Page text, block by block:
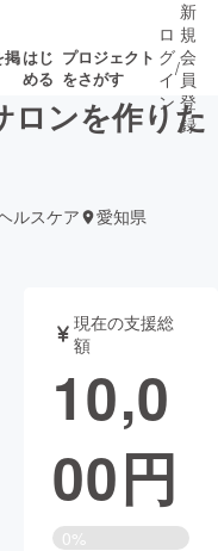
掲はじ
める
プロジェクト
をさがす
ェクト
されます
音楽
ゲーム・
書籍・雑誌
チャレンジ
ロ
グ
イ
ン
/
新
規
会
員
登
録
ロンを作りた
ルスケア 愛知県
現在の支援総
額
10,0
00円
0%